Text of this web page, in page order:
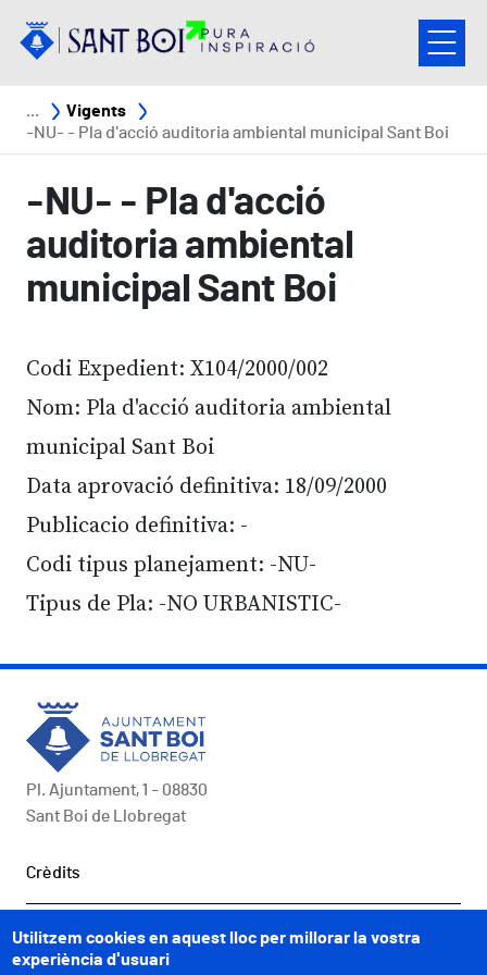
Fil d'ariadna
Vigents
-NU- - Pla d'acció auditoria ambiental municipal Sant Boi
-NU- - Pla d'acció
auditoria ambiental
municipal Sant Boi
Codi Expedient: X104/2000/002
Nom: Pla d'acció auditoria ambiental
municipal Sant Boi
Data aprovació definitiva: 18/09/2000
Publicacio definitiva: -
Codi tipus planejament: -NU-
Tipus de Pla: -NO URBANISTIC-
Pl. Ajuntament, 1 - 08830
Sant Boi de Llobregat
Peu
Crèdits
COMUNICACIÓ
Utilitzem cookies en aquest lloc per millorar la vostra
experiència d'usuari